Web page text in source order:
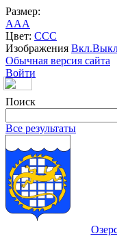
Размер:
AAA
Цвет: CCC
Изображения Вкл.
Обычная версия сайта
Войти
Поиск
Все результаты